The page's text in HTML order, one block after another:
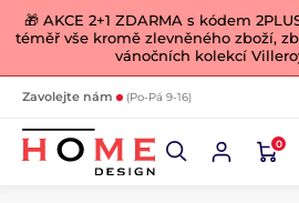
🎁 AKCE 2+1 ZDARMA s kódem
téměř vše kromě zlevněného zboží,
vánočních kolekcí
Zavolejte nám (Po-Pá 9-16)
0